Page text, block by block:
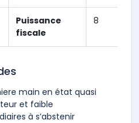
Puissance
fiscale
8
main en état quasi
et faible
à s’abstenir